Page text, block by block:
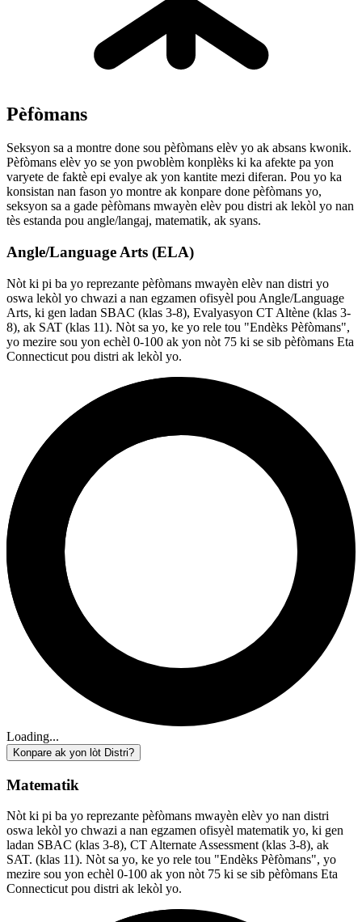
Pèfòmans
Seksyon sa a montre done sou pèfòmans elèv yo ak absans kwonik.
Pèfòmans elèv yo se yon pwoblèm konplèks ki ka afekte pa yon
varyete de faktè epi evalye ak yon kantite mezi diferan. Pou yo ka
konsistan nan fason yo montre ak konpare done pèfòmans yo,
seksyon sa a gade pèfòmans mwayèn elèv pou distri ak lekòl yo nan
tès estanda pou angle/langaj, matematik, ak syans.
Angle/Language Arts (ELA)
Nòt ki pi ba yo reprezante pèfòmans mwayèn elèv nan distri yo
oswa lekòl yo chwazi a nan egzamen ofisyèl pou Angle/Language
Arts, ki gen ladan SBAC (klas 3-8), Evalyasyon CT Altène (klas 3-
8), ak SAT (klas 11). Nòt sa yo, ke yo rele tou "Endèks Pèfòmans",
yo mezire sou yon echèl 0-100 ak yon nòt 75 ki se sib pèfòmans Eta
Connecticut pou distri ak lekòl yo.
Loading...
Konpare ak yon lòt Distri?
Matematik
Nòt ki pi ba yo reprezante pèfòmans mwayèn elèv yo nan distri
oswa lekòl yo chwazi a nan egzamen ofisyèl matematik yo, ki gen
ladan SBAC (klas 3-8), CT Alternate Assessment (klas 3-8), ak
SAT. (klas 11). Nòt sa yo, ke yo rele tou "Endèks Pèfòmans", yo
mezire sou yon echèl 0-100 ak yon nòt 75 ki se sib pèfòmans Eta
Connecticut pou distri ak lekòl yo.